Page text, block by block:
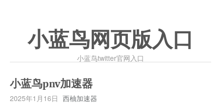
小蓝鸟网页版入口
小蓝鸟twitter官网入口
小蓝鸟pnv加速器
2025年1月16日 西柚加速器